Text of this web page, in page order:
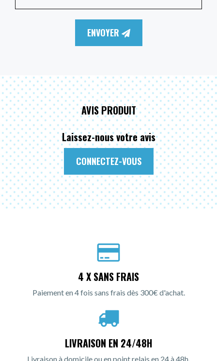
ENVOYER
AVIS PRODUIT
Laissez-nous votre avis
CONNECTEZ-VOUS
4 X SANS FRAIS
Paiement en 4 fois sans frais dès 300€ d'achat.
LIVRAISON EN 24/48H
Livraison à domicile ou en point relais en 24 à 48h.